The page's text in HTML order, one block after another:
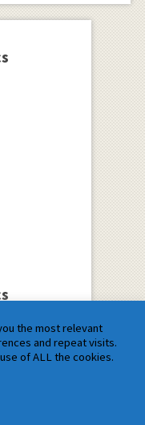
the most relevant
and repeat visits.
of ALL the cookies.